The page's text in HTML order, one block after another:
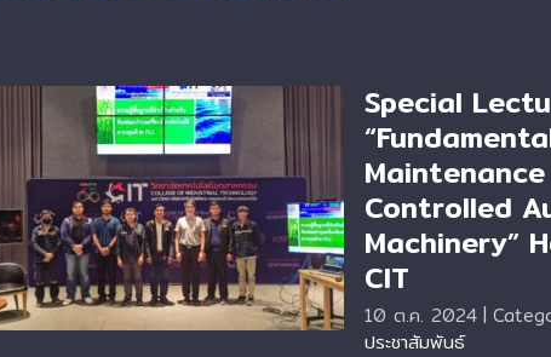
Special Lecture on
“Fundamental Knowledge for
Maintenance Teams of PLC-
Controlled Automated
Held at KMUTNB CIT
Special
Controlled
Machinery”
CIT
10 ต.ค. 2024 |
ประชาสัมพันธ์